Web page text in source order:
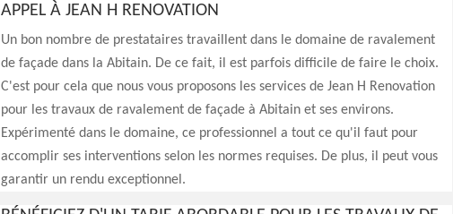
APPEL À JEAN H RENOVATION
Un bon nombre de prestataires travaillent dans le domaine de ravalement
de façade dans la Abitain. De ce fait, il est parfois difficile de faire le choix.
C'est pour cela que nous vous proposons les services de Jean H Renovation
pour les travaux de ravalement de façade à Abitain et ses environs.
Expérimenté dans le domaine, ce professionnel a tout ce qu'il faut pour
accomplir ses interventions selon les normes requises. De plus, il peut vous
garantir un rendu exceptionnel.